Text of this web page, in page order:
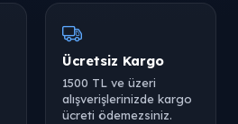
Ücretsiz Kargo
1500 TL ve üzeri
alışverişlerinizde kargo
ücreti ödemezsiniz.